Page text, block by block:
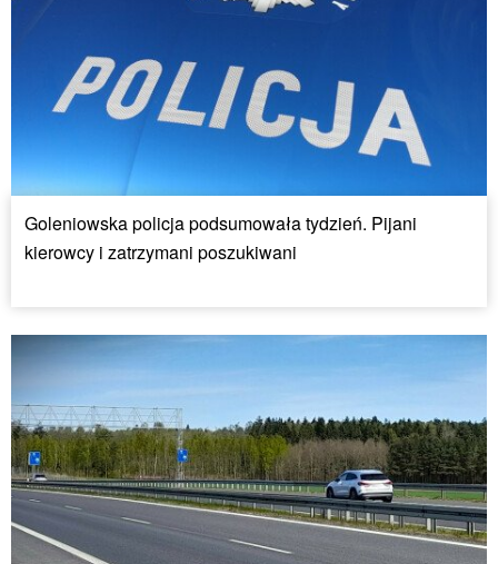
Goleniowska policja podsumowała tydzień. Pijani
kierowcy i zatrzymani poszukiwani